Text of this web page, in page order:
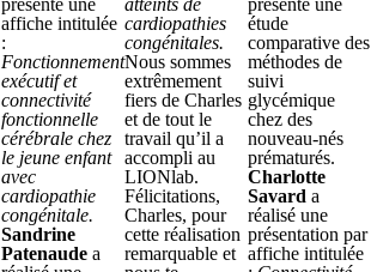
présenté une
affiche intitulée
:
Fonctionnement
exécutif et
connectivité
fonctionnelle
cérébrale chez
le jeune enfant
avec
cardiopathie
congénitale.
Sandrine
Patenaude a
atteints de
cardiopathies
congénitales.
Nous sommes
extrêmement
fiers de Charles
et de tout le
travail qu’il a
accompli au
LIONlab.
Félicitations,
Charles, pour
cette réalisation
remarquable et
présenté une
étude
comparative des
méthodes de
suivi
glycémique
chez des
nouveau-nés
prématurés.
Charlotte
Savard a
réalisé une
présentation par
affiche intitulée